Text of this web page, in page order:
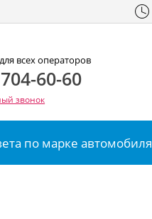
всех операторов
704-60-60
звонок
по марке автомобиля